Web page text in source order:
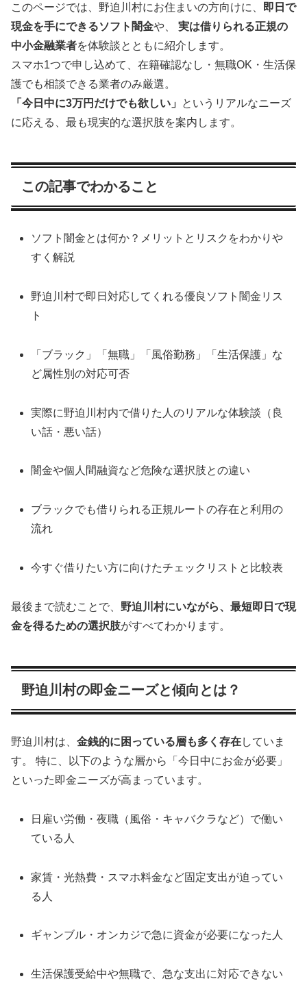
このページでは、野迫川村にお住まいの方向けに、
即日で
現金を手にできるソフト闇金や、 実は借りられる正規の
中小金融業者を体験談とともに紹介します。
スマホ1つで申し込めて、在籍確認なし・無職OK・生活保
護でも相談できる業者のみ厳選。
「今日中に3万円だけでも欲しい」
というリアルなニーズ
に応える、最も現実的な選択肢を案内します。
この記事でわかること
ソフト闇金とは何か？メリットとリスクをわかりや
すく解説
野迫川村で即日対応してくれる優良ソフト闇金リス
ト
「ブラック」「無職」「風俗勤務」「生活保護」な
ど属性別の対応可否
実際に野迫川村内で借りた人のリアルな体験談（良
い話・悪い話）
闇金や個人間融資など危険な選択肢との違い
ブラックでも借りられる正規ルートの存在と利用の
流れ
今すぐ借りたい方に向けたチェックリストと比較表
最後まで読むことで、 野迫川村にいながら、最短即日で現
金を得るための選択肢がすべてわかります。
野迫川村の即金ニーズと傾向とは？
野迫川村は、 金銭的に困っている層も多く存在していま
す。 特に、以下のような層から「今日中にお金が必要」
といった即金ニーズが高まっています。
日雇い労働・夜職（風俗・キャバクラなど）で働い
ている人
家賃・光熱費・スマホ料金など固定支出が迫ってい
る人
ギャンブル・オンカジで急に資金が必要になった人
生活保護受給中や無職で、急な支出に対応できない